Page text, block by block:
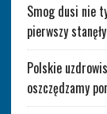
Smog dusi nie
pierwszy
Polskie
oszczędzamy